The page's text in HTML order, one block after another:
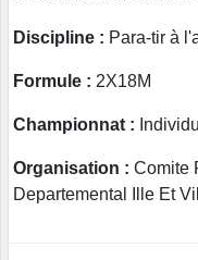
Discipline : Para-tir à
Formule : 2X18M
Championnat :
Organisation : Comite
Departemental Ille Et